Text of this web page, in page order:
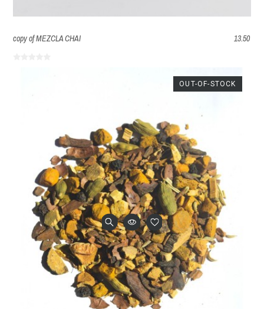
copy of MEZCLA CHAI 13.50
OUT-OF-STOCK